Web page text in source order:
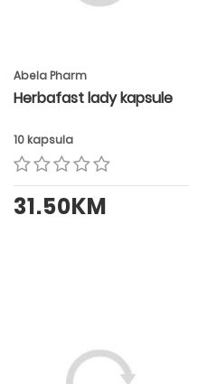
Abela Pharm
Herbafast lady kapsule
10 kapsula
31.50KM